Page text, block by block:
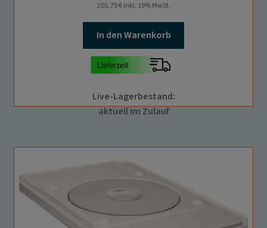
205,79€inkl. 19% MwSt.
In den Warenkorb
Live-Lagerbestand:
aktuell im Zulauf